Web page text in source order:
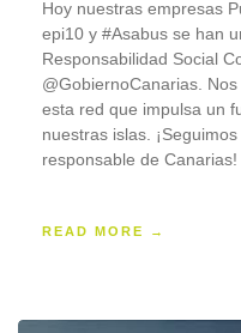
Hoy nuestras empresas
epi10 y #Asabus se han
Responsabilidad Social
@GobiernoCanarias.
esta red que impulsa un
nuestras islas.
responsable de Canarias!
READ MORE →